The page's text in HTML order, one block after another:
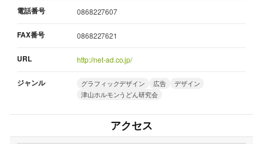
電話番号 0868227607
FAX番号 0868227621
URL http://net-ad.co.jp/
ジャンル グラフィックデザイン 広告
デザイン
津山ホルモンうどん研究会
アクセス